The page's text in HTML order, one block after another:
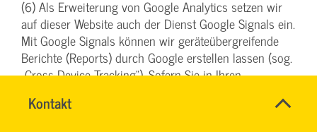
Kontakt
SYBILLE
Name*
(6) Als Erweiterung von Google Analytics setzen wir
auf dieser Website auch der Dienst Google Signals ein.
Mit Google Signals können wir geräteübergreifende
Berichte (Reports) durch Google erstellen lassen (sog.
„Cross Device Tracking“). Sofern Sie in Ihren
„personalisierten Anzeigen“ aktiviert und Ihre